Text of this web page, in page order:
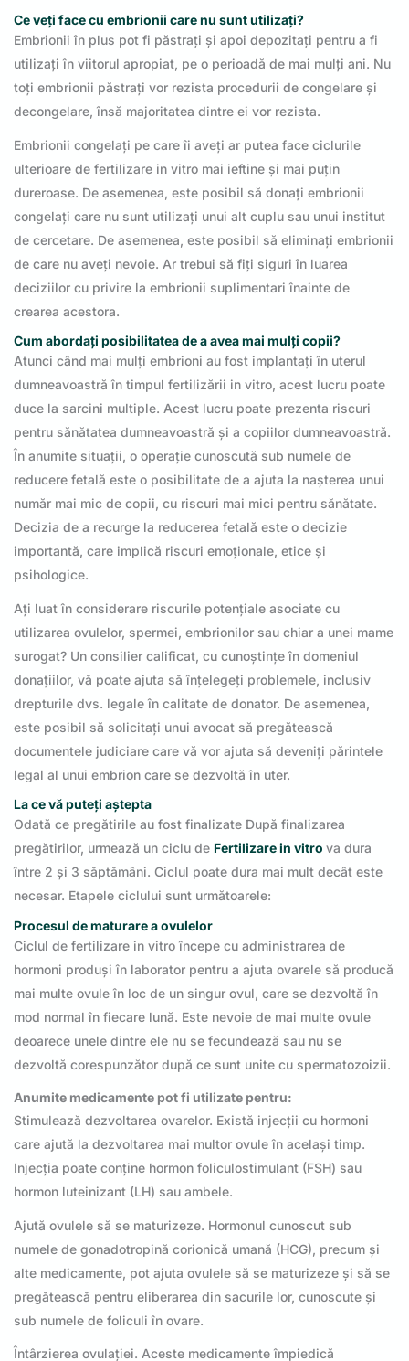
Ce veți face cu embrionii care nu sunt utilizați?
Embrionii în plus pot fi păstrați și apoi depozitați pentru a fi
utilizați în viitorul apropiat, pe o perioadă de mai mulți ani. Nu
toți embrionii păstrați vor rezista procedurii de congelare și
decongelare, însă majoritatea dintre ei vor rezista.
Embrionii congelați pe care îi aveți ar putea face ciclurile
ulterioare de fertilizare in vitro mai ieftine și mai puțin
dureroase. De asemenea, este posibil să donați embrionii
congelați care nu sunt utilizați unui alt cuplu sau unui institut
de cercetare. De asemenea, este posibil să eliminați embrionii
de care nu aveți nevoie. Ar trebui să fiți siguri în luarea
deciziilor cu privire la embrionii suplimentari înainte de
crearea acestora.
Cum abordați posibilitatea de a avea mai mulți copii?
Atunci când mai mulți embrioni au fost implantați în uterul
dumneavoastră în timpul fertilizării in vitro, acest lucru poate
duce la sarcini multiple. Acest lucru poate prezenta riscuri
pentru sănătatea dumneavoastră și a copiilor dumneavoastră.
În anumite situații, o operație cunoscută sub numele de
reducere fetală este o posibilitate de a ajuta la nașterea unui
număr mai mic de copii, cu riscuri mai mici pentru sănătate.
Decizia de a recurge la reducerea fetală este o decizie
importantă, care implică riscuri emoționale, etice și
psihologice.
Ați luat în considerare riscurile potențiale asociate cu
utilizarea ovulelor, spermei, embrionilor sau chiar a unei mame
surogat? Un consilier calificat, cu cunoștințe în domeniul
donațiilor, vă poate ajuta să înțelegeți problemele, inclusiv
drepturile dvs. legale în calitate de donator. De asemenea,
este posibil să solicitați unui avocat să pregătească
documentele judiciare care vă vor ajuta să deveniți părintele
legal al unui embrion care se dezvoltă în uter.
La ce vă puteți aștepta
Odată ce pregătirile au fost finalizate După finalizarea
pregătirilor, urmează un ciclu de Fertilizare in vitro va dura
între 2 și 3 săptămâni. Ciclul poate dura mai mult decât este
necesar. Etapele ciclului sunt următoarele:
Procesul de maturare a ovulelor
Ciclul de fertilizare in vitro începe cu administrarea de
hormoni produși în laborator pentru a ajuta ovarele să producă
mai multe ovule în loc de un singur ovul, care se dezvoltă în
mod normal în fiecare lună. Este nevoie de mai multe ovule
deoarece unele dintre ele nu se fecundează sau nu se
dezvoltă corespunzător după ce sunt unite cu spermatozoizii.
Anumite medicamente pot fi utilizate pentru:
Stimulează dezvoltarea ovarelor. Există injecții cu hormoni
care ajută la dezvoltarea mai multor ovule în același timp.
Injecția poate conține hormon foliculostimulant (FSH) sau
hormon luteinizant (LH) sau ambele.
Ajută ovulele să se maturizeze. Hormonul cunoscut sub
numele de gonadotropină corionică umană (HCG), precum și
alte medicamente, pot ajuta ovulele să se maturizeze și să se
pregătească pentru eliberarea din sacurile lor, cunoscute și
sub numele de foliculi în ovare.
Întârzierea ovulației. Aceste medicamente împiedică